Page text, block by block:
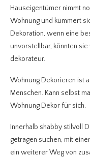
Hauseigentümer nimmt
Wohnung und kümmert
Dekoration, wenn eine
unvorstellbar, könnten
dekorateur.
Wohnung Dekorieren ist
Menschen. Kann selbst
Wohnung Dekor für sich.
Innerhalb shabby stilvoll
getragen suchen, mit
ein weiterer Weg von